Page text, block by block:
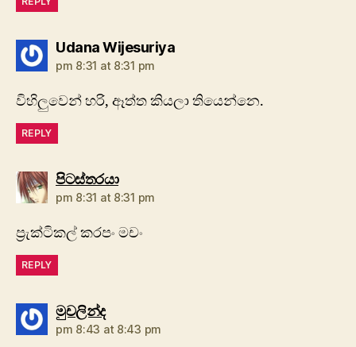
Udana Wijesuriyasays:
pm 8:31 at 8:31 pm
විහිලුවෙන් හරි, ඈත්ත කියලා තියෙන්නෙ.
REPLY
පිටස්තරයාsays:
pm 8:31 at 8:31 pm
ප්‍රැක්ටිකල් කරපං මචං
REPLY
මුචලින්දsays:
pm 8:43 at 8:43 pm